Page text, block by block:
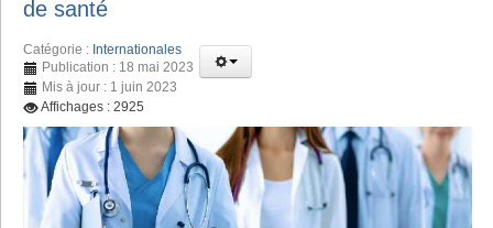
de santé
Catégorie : Internationales
Publication : 18 mai 2023
Mis à jour : 1 juin 2023
Affichages : 2925